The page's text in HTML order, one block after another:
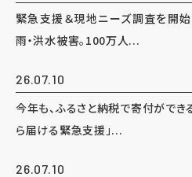
緊急支援＆現地ニーズ調査を開
雨・洪水被害。100万人...
26.07.10
今年も、ふるさと納税で寄付ができ
ら届ける緊急支援」...
26.07.10